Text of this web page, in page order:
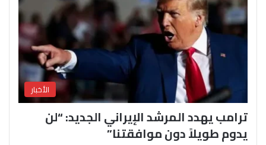
الأخبار
ترامب يهدد المرشد الإيراني الجديد: “لن
يدوم طويلاً دون موافقتنا”